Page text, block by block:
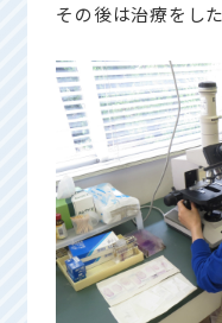
その後は治療をし